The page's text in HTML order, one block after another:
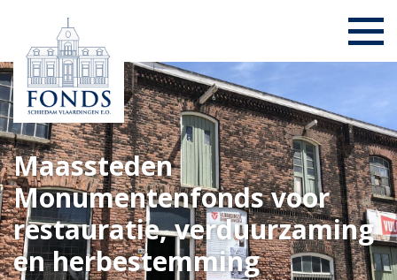
Maassteden
Monumentenfonds voor
restauratie, verduurzaming
en herbestemming